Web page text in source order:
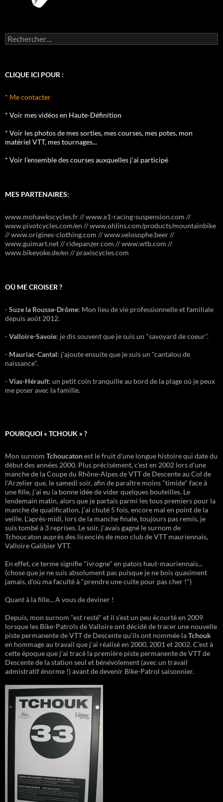
Rechercher :
CLIQUE ICI POUR :
* Me contacter
* Voir mes vidéos en Haute-Définition
* Voir les photos de mes sorties, mes courses, mes potes, mon
matériel VTT, mes tournages...
* Voir l'ensemble des courses auxquelles j'ai participé
MES PARTENAIRES:
www.mohawkscycles.fr // www.x1-racing-suspension.com //
www.pivotcycles.com/en // www.ohlins.com/products/mountainbike
// www.origines-clothing.com // www.velosophe.beer //
www.guimart.net // ridepanzer.com // www.wtb.com //
www.bikeyoke.de/en // praxiscycles.com
OÙ ME CROISER ?
-Suze la Rousse-Drôme: Mon lieu de vie professionnelle et familiale
depuis août 2012.
-Valloire-Savoie: je dis souvent que je suis un "savoyard de coeur".
- Mauriac-Cantal: j'ajoute ensuite que je suis un "cantalou de
naissance".
-Vias-Hérault: un petit coin tranquille au bord de la plage où je peux
me poser avec la famille.
POURQUOI « TCHOUK » ?
Mon surnom Tchoucatonest le fruit d'une longue histoire qui date du
début des années 2000. Plus précisément, c'est en 2002 lors d'une
manche de la Coupe du Rhône-Alpes de VTT de Descente au Col de
l'Arzelier que, le samedi soir, afin de paraître moins "timide" face à
une fille, j'ai eu la bonne idée de vider quelques bouteilles. Le
lendemain matin, alors que je partais parmi les tous premiers pour la
manche de qualification, j'ai chuté 5 fois, encore mal en point de la
veille. L'après-midi, lors de la manche finale, toujours pas remis, je
suis tombé à 3 reprises. Le soir, j'avais gagné le surnom de
Tchoucaton auprès des licenciés de mon club de VTT mauriennais,
Valloire Galibier VTT.
En effet, ce terme signifie "ivrogne" en patois haut-mauriennais...
(chose que je ne suis absolument pas puisque je ne bois quasiment
jamais, d'où ma faculté à "prendre une cuite pour pas cher !")
Quant à la fille... A vous de deviner !
Depuis, mon surnom "est resté" et il s'est un peu écourté en 2009
lorsque les Bike-Patrols de Valloire ont décidé de tracer une nouvelle
piste permanente de VTT de Descente qu'ils ont nommée laTchouk
en hommage au travail que j'ai réalisé en 2000, 2001 et 2002. C'est à
cette époque que j'ai tracé la première piste permanente de VTT de
Descente de la station seul et bénévolement (avec un travail
admistratif énorme !) avant de devenir Bike-Patrol saisonnier.